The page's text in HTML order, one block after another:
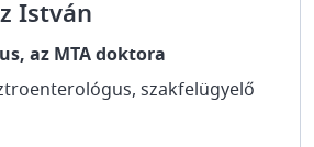
István
az MTA doktora
szakfelügyelő